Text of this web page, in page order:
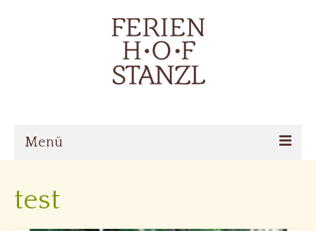
Menü
Über den Hof
test